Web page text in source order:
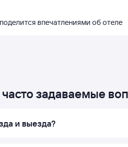
впечатлениями об отеле
задаваемые
и выезда?